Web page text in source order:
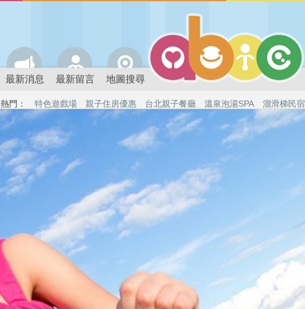
最新消息 最新留言 地圖搜尋
熱門： 特色遊戲場 親子住房優惠 台北親子餐廳 溫泉泡湯SPA 溜滑梯民宿